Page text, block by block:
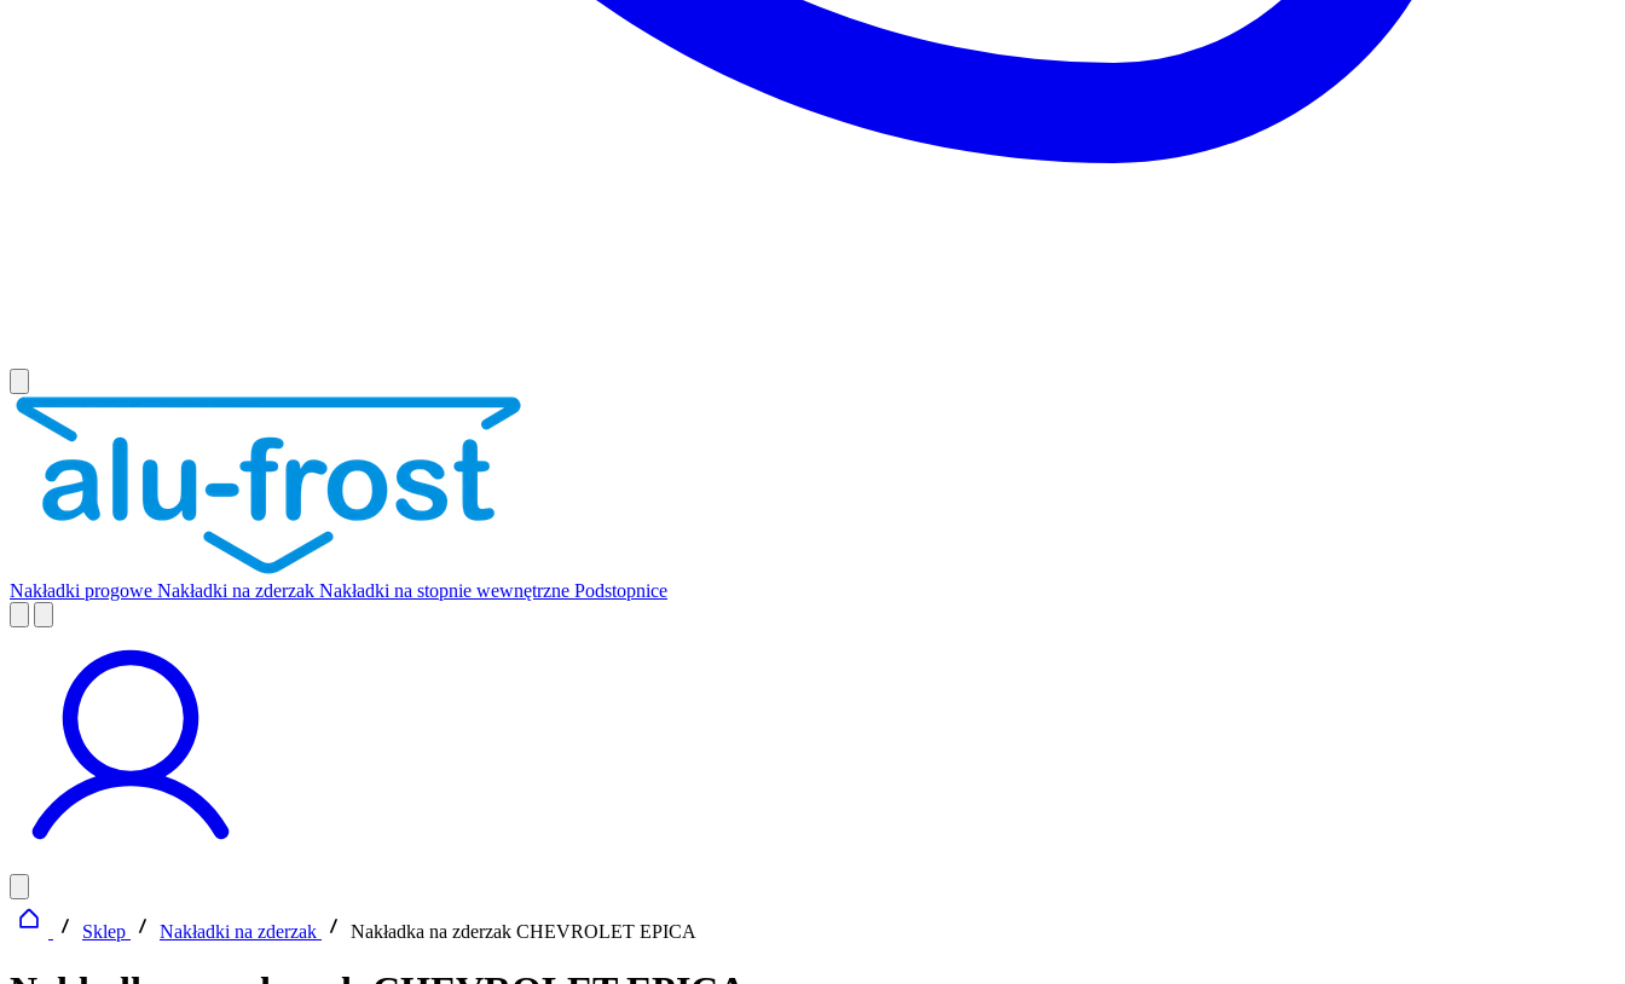
Nakładki progowe Nakładki na zderzak Nakładki na stopnie wewnętrzne Podstopnice
Sklep Nakładki na zderzak Nakładka na zderzak CHEVROLET EPICA